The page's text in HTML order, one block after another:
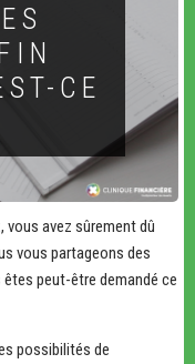
CE
vous avez sûrement dû
vous partageons des
peut-être demandé ce
possibilités de